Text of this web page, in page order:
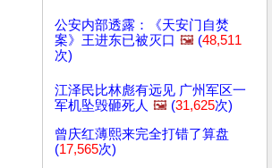
公安内部透露：《天安门自焚
案》王进东已被灭口 🖼️ (48,511
次)
江泽民比林彪有远见 广州军区一
军机坠毁砸死人 🖼️ (31,625次)
曾庆红薄熙来完全打错了算盘
(17,565次)